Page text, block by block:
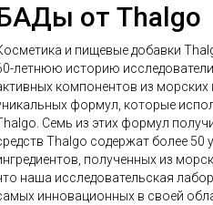
от Thalgo
и пищевые добавки
летнюю историю
компонентов из морских
формул, которые
Семь из этих формул
Thalgo содержат более 50
полученных из
наша исследовательская
инновационных в своей